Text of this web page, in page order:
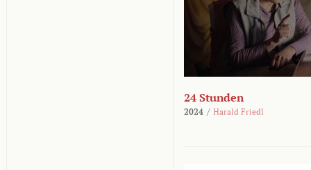
24 Stunden
2024 / Harald Friedl